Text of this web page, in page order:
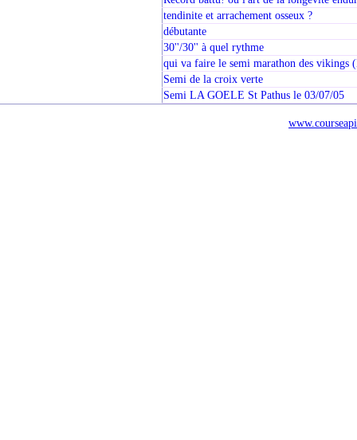
tendinite et arrachement osseux ?
débutante
30''/30'' à quel rythme
qui va faire le semi marathon des vikings
Semi de la croix verte
Semi LA GOELE St Pathus le 03/07/05